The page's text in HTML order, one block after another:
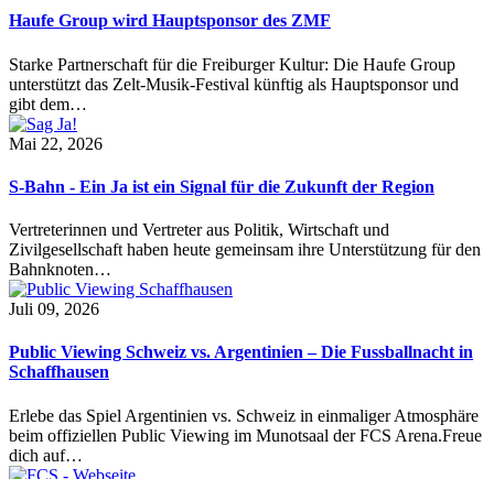
Haufe Group wird Hauptsponsor des ZMF
Starke Partnerschaft für die Freiburger Kultur: Die Haufe Group
unterstützt das Zelt-Musik-Festival künftig als Hauptsponsor und
gibt dem…
Mai 22, 2026
S-Bahn - Ein Ja ist ein Signal für die Zukunft der Region
Vertreterinnen und Vertreter aus Politik, Wirtschaft und
Zivilgesellschaft haben heute gemeinsam ihre Unterstützung für den
Bahnknoten…
Juli 09, 2026
Public Viewing Schweiz vs. Argentinien – Die Fussballnacht in
Schaffhausen
Erlebe das Spiel Argentinien vs. Schweiz in einmaliger Atmosphäre
beim offiziellen Public Viewing im Munotsaal der FCS Arena.Freue
dich auf…